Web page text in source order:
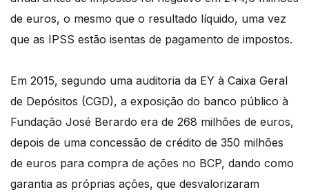
de euros, o mesmo que o resultado líquido, uma vez
que as IPSS estão isentas de pagamento de impostos.
Em 2015, segundo uma auditoria da EY à Caixa Geral
de Depósitos (CGD), a exposição do banco público à
Fundação José Berardo era de 268 milhões de euros,
depois de uma concessão de crédito de 350 milhões
de euros para compra de ações no BCP, dando como
garantia as próprias ações, que desvalorizaram